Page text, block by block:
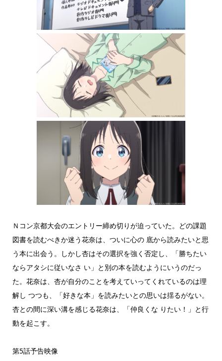
Ｎコン京都大会のエントリー締め切りが迫っていた。どの課題
図書を読むべきか迷う花奈は、ついに心の 底から読みたいと思
う本に出会う。しかし杏はその選択を強く否定し、「勝ちたい
ならアタシに従いなさ い」と別の本を読むようにいうのだっ
た。花奈は、杏が自分のことを考えていってくれているのは理
解し つつも、「好きな本」を読みたいとの思いは揺るがない。
杏との間に深い溝を感じる花奈は、「仲良くな りたい！」と行
動を起こす。
第5話予告映像